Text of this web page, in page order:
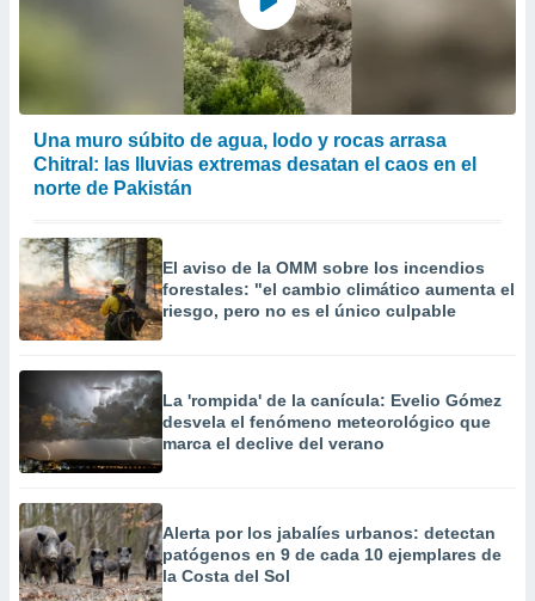
Una muro súbito de agua, lodo y rocas arrasa
Chitral: las lluvias extremas desatan el caos en el
norte de Pakistán
El aviso de la OMM sobre los incendios
forestales: "el cambio climático aumenta el
riesgo, pero no es el único culpable
La 'rompida' de la canícula: Evelio Gómez
desvela el fenómeno meteorológico que
marca el declive del verano
Alerta por los jabalíes urbanos: detectan
patógenos en 9 de cada 10 ejemplares de
la Costa del Sol